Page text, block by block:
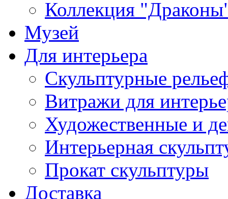
Коллекция
Музей
Для интерьера
Скульптурные
Витражи для
Художественные и
Интерьерная
Прокат скульптуры
Доставка